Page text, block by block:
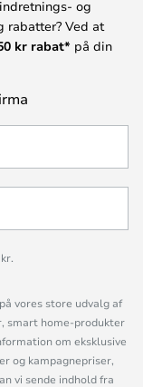
og
rabatter? Ved at
kr rabat* på din
vores store udvalg af
smart home-produkter
om eksklusive
og kampagnepriser,
vi sende indhold fra